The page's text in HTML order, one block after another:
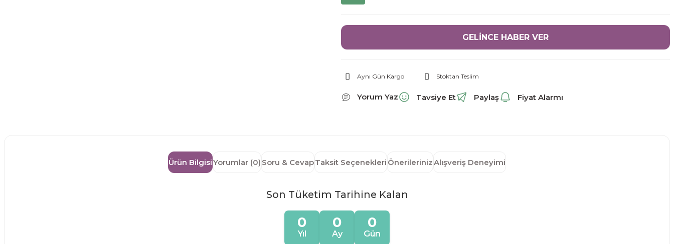
GELİNCE HABER VER
Aynı Gün Kargo Stoktan Teslim
Yorum Yaz Tavsiye Et Paylaş Fiyat Alarmı
Ürün BilgisiYorumlar (0) Soru & CevapTaksit Seçenekleri ÖnerilerinizAlışveriş Deneyimi
Son Tüketim Tarihine Kalan
0
Yıl
0
Ay
0
Gün